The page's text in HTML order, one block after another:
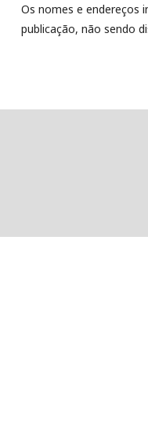
Os nomes e endereços
publicação, não sendo